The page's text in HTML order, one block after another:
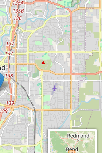
mot de passe oublié ?